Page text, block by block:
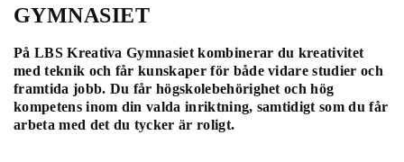
GYMNASIET
På LBS Kreativa Gymnasiet kombinerar du kreativitet
med teknik och får kunskaper för både vidare studier och
framtida jobb. Du får högskolebehörighet och hög
kompetens inom din valda inriktning, samtidigt som du får
arbeta med det du tycker är roligt.